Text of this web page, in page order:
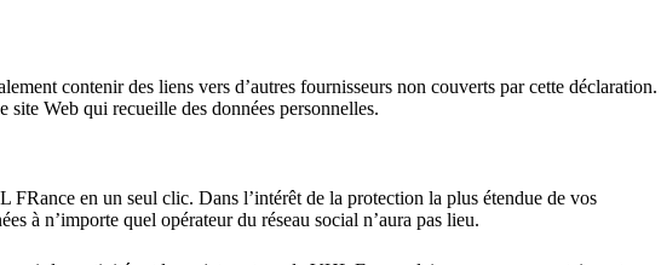
contenir des liens vers d’autres fournisseurs non couverts par cette déclaration.
Web qui recueille des données personnelles.
en un seul clic. Dans l’intérêt de la protection la plus étendue de vos
à n’importe quel opérateur du réseau social n’aura pas lieu.